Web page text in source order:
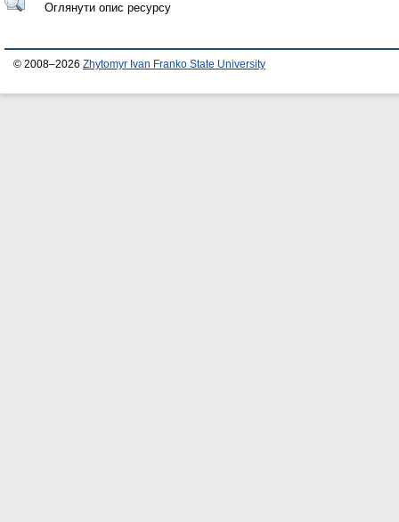
Оглянути опис ресурсу
© 2008–2026 Zhytomyr Ivan Franko State University